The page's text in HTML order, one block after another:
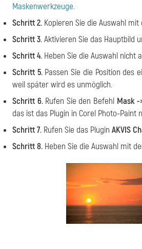
Maskenwerkzeuge.
Schritt 2. Kopieren Sie die Auswahl
Schritt 3.Aktivieren Sie das Hauptbild
Schritt 4. Heben Sie die Auswahl nicht
Schritt 5.Passen Sie die Position des
weil später wird es unmöglich.
Schritt 6.Rufen Sie den Befehl Mask
das ist das Plugin in Corel Photo-Paint
Schritt 7. Rufen Sie das Plugin AKVIS
Schritt 8. Heben Sie die Auswahl mit